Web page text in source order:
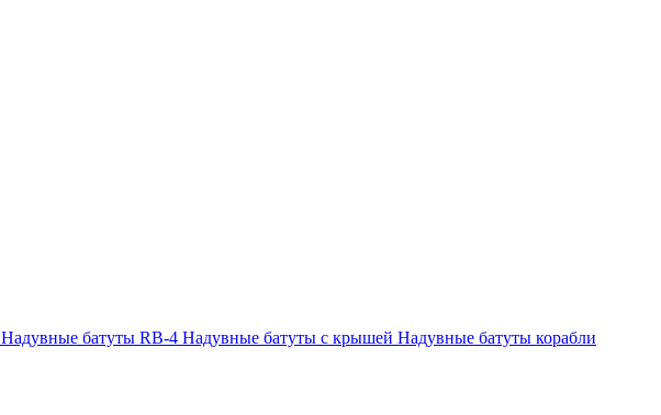
Надувные батуты RB-4 Надувные батуты с крышей Надувные батуты корабли